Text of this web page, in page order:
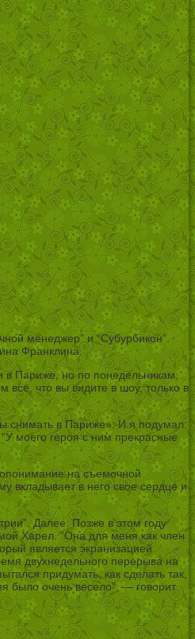
менеджер” и “Субурбикон”.
Франклина.
в Париже, но по понедельникам,
что вы видите в шоу, только в
снимать в Париже». И я подумал:
моего героя с ним прекрасные
на съемочной
вкладывает в него свое сердце и
Далее: Позже в этом году
Харел. “Она для меня как член
является экранизацией
двухнедельного перерыва на
придумать, как сделать так,
было очень весело”, — говорит